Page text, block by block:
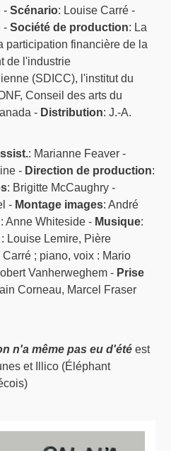
-Scénario: Louise Carré -
-Société de production: La
participation financière de la
de l'industrie
(SDICC), l'institut du
Conseil des arts du
- Distribution: J.-A.
: Marianne Feaver -
- Direction de production:
: Brigitte McCaughry -
- Montage images: André
: Anne Whiteside - Musique:
Louise Lemire, Pière
; piano, voix : Mario
Vanherweghem - Prise
Corneau, Marcel Fraser
n'a même pas eu d'été est
et Illico (Éléphant